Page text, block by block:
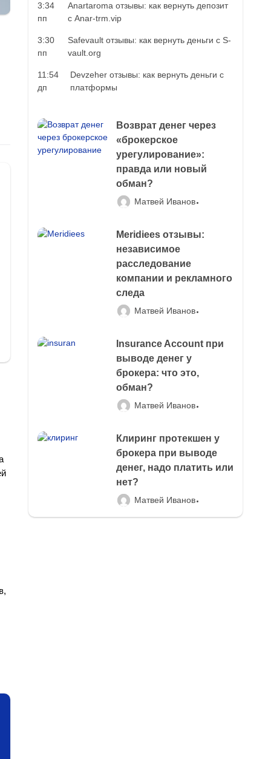
3:34
пп
Anartaroma отзывы: как вернуть депозит
с Anar-trm.vip
3:30
пп
Safevault отзывы: как вернуть деньги с S-
vault.org
11:54
дп
Devzeher отзывы: как вернуть деньги с
платформы
Возврат денег через
«брокерское
урегулирование»:
правда или новый
обман?
Матвей Иванов
Meridiees отзывы:
независимое
расследование
компании и рекламного
следа
Матвей Иванов
Insurance Account при
выводе денег у
брокера: что это,
обман?
Матвей Иванов
Клиринг протекшен у
брокера при выводе
денег, надо платить или
нет?
Матвей Иванов